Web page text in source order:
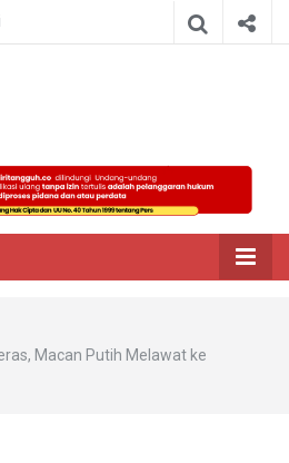
Macan Putih Melawat ke